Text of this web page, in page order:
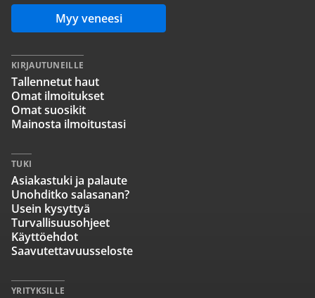
Myy veneesi
KIRJAUTUNEILLE
Tallennetut haut
Omat ilmoitukset
Omat suosikit
Mainosta ilmoitustasi
TUKI
Asiakastuki ja palaute
Unohditko salasanan?
Usein kysyttyä
Turvallisuusohjeet
Käyttöehdot
Saavutettavuusseloste
YRITYKSILLE